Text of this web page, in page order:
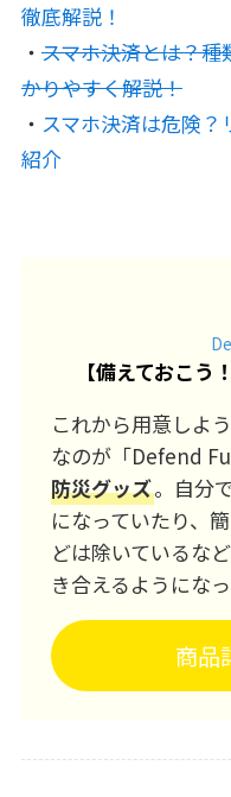
徹底解説！
・ スマホ決済とは？
かりやすく解説！
・ スマホ決済は危険
紹介
【備えておこう
これから用意しよ
なのが「Defend
防災グッズ。自分
になっていたり、
どは除いているな
き合えるようになっ
商品